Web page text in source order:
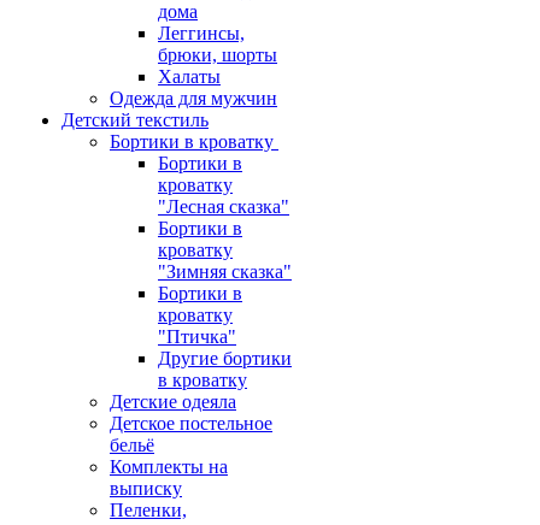
дома
Леггинсы,
брюки, шорты
Халаты
Одежда для мужчин
Детский текстиль
Бортики в кроватку
Бортики в
кроватку
"Лесная сказка"
Бортики в
кроватку
"Зимняя сказка"
Бортики в
кроватку
"Птичка"
Другие бортики
в кроватку
Детские одеяла
Детское постельное
бельё
Комплекты на
выписку
Пеленки,